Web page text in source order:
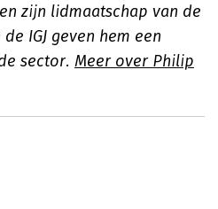
zijn lidmaatschap van de
IGJ geven hem een
sector. Meer over Philip